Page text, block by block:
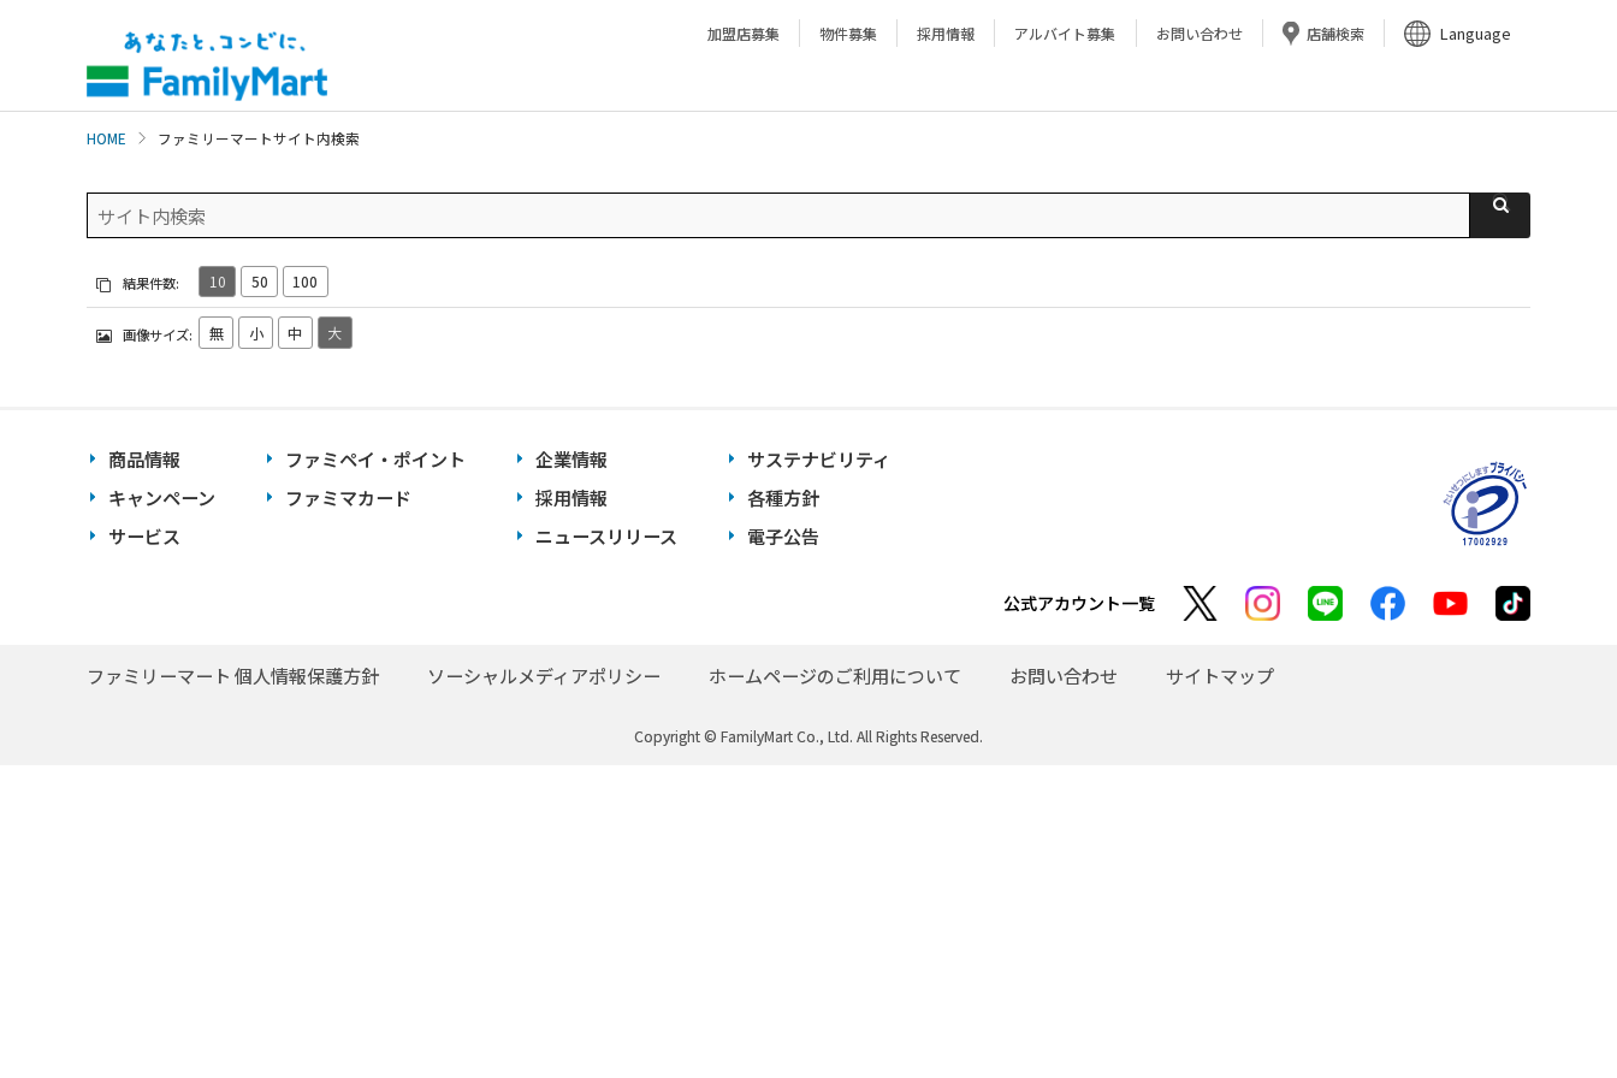
加盟店募集 物件募集 採用情報 アルバイト募集 お問い合わせ 店舗検索 Language
HOME ファミリーマートサイト内検索
10 50 100
商品情報
キャンペーン
サービス
ファミペイ・ポイント
ファミマカード
企業情報
採用情報
ニュースリリース
サステナビリティ
各種方針
電子公告
公式アカウント一覧
ファミリーマート 個人情報保護方針 ソーシャルメディアポリシー ホームページのご利用について お問い合わせ サイトマップ
Copyright © FamilyMart Co., Ltd. All Rights Reserved.